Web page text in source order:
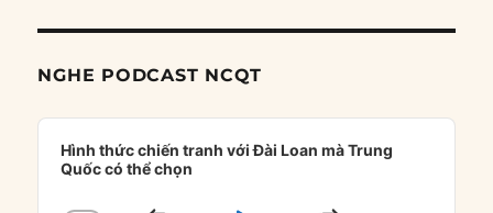
NGHE PODCAST NCQT
Audio
Player
Hình thức chiến tranh với Đài Loan mà Trung
Quốc có thể chọn